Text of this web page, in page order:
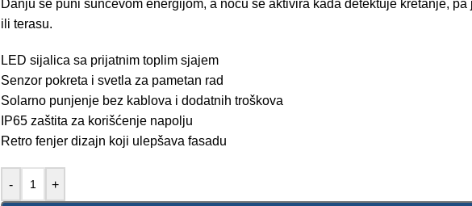
Danju se puni sunčevom energijom, a noću se aktivira kada detektuje kretanje,
ili terasu.
LED sijalica sa prijatnim toplim sjajem
Senzor pokreta i svetla za pametan rad
Solarno punjenje bez kablova i dodatnih troškova
IP65 zaštita za korišćenje napolju
Retro fenjer dizajn koji ulepšava fasadu
- +